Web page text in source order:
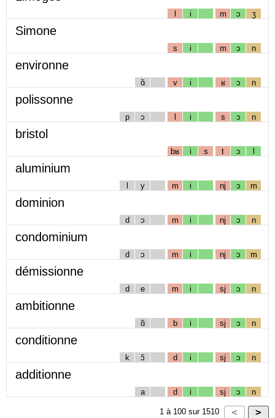
l i m ɔ ʒ
Simone
s i m ɔ n
environne
ɑ̃ v i ʁ ɔ n
polissonne
p ɔ l i s ɔ n
bristol
bʁ i s t ɔ l
aluminium
l y m i nj ɔ m
dominion
d ɔ m i nj ɔ n
condominium
d ɔ m i nj ɔ m
démissionne
d e m i sj ɔ n
ambitionne
ɑ̃ b i sj ɔ n
conditionne
k ɔ̃ d i sj ɔ n
additionne
a d i sj ɔ n
1 à 100 sur 1510